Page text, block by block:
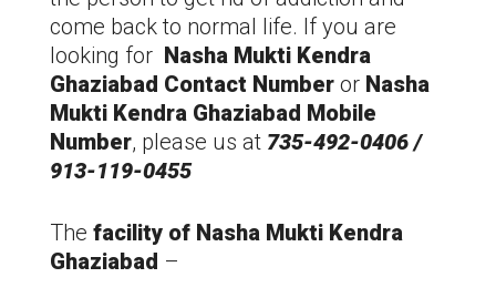
come back to normal life. If you are
looking for Nasha Mukti Kendra
Ghaziabad Contact Number or Nasha
Mukti Kendra Ghaziabad Mobile
Number, please us at 735-492-0406 /
913-119-0455
The facility of Nasha Mukti Kendra
Ghaziabad –